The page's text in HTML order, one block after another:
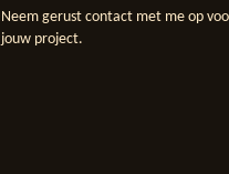
Neem gerust contact met me op
jouw project.